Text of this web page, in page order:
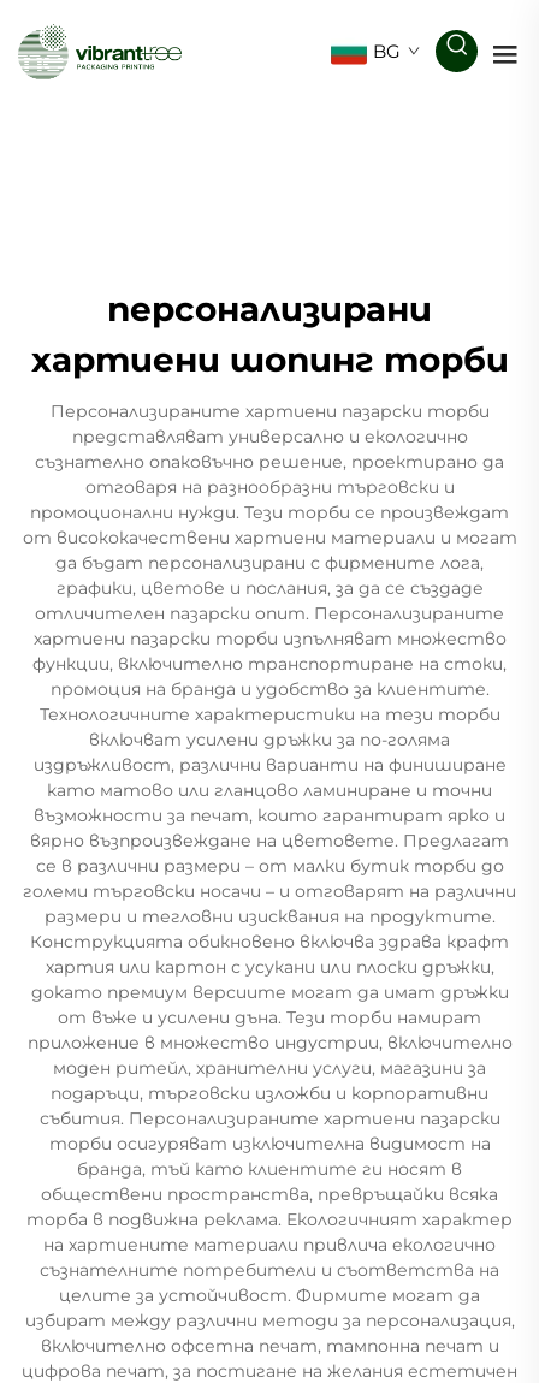
BG
персонализирани
хартиени шопинг торби
Персонализираните хартиени пазарски торби
представляват универсално и екологично
съзнателно опаковъчно решение, проектирано да
отговаря на разнообразни търговски и
промоционални нужди. Тези торби се произвеждат
от висококачествени хартиени материали и могат
да бъдат персонализирани с фирмените лога,
графики, цветове и послания, за да се създаде
отличителен пазарски опит. Персонализираните
хартиени пазарски торби изпълняват множество
функции, включително транспортиране на стоки,
промоция на бранда и удобство за клиентите.
Технологичните характеристики на тези торби
включват усилени дръжки за по-голяма
издръжливост, различни варианти на финиширане
като матово или гланцово ламиниране и точни
възможности за печат, които гарантират ярко и
вярно възпроизвеждане на цветовете. Предлагат
се в различни размери – от малки бутик торби до
големи търговски носачи – и отговарят на различни
размери и тегловни изисквания на продуктите.
Конструкцията обикновено включва здрава крафт
хартия или картон с усукани или плоски дръжки,
докато премиум версиите могат да имат дръжки
от въже и усилени дъна. Тези торби намират
приложение в множество индустрии, включително
моден ритейл, хранителни услуги, магазини за
подаръци, търговски изложби и корпоративни
събития. Персонализираните хартиени пазарски
торби осигуряват изключителна видимост на
бранда, тъй като клиентите ги носят в
обществени пространства, превръщайки всяка
торба в подвижна реклама. Екологичният характер
на хартиените материали привлича екологично
съзнателните потребители и съответства на
целите за устойчивост. Фирмите могат да
избират между различни методи за персонализация,
включително офсетна печат, тампонна печат и
цифрова печат, за постигане на желания естетичен